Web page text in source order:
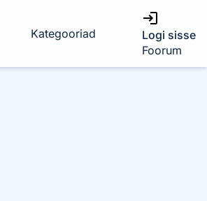
Kategooriad
Logi sisse
Foorum